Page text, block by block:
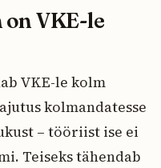
VKE-le
VKE-le kolm
kolmandatesse
– tööriist ise ei
Teiseks tähendab